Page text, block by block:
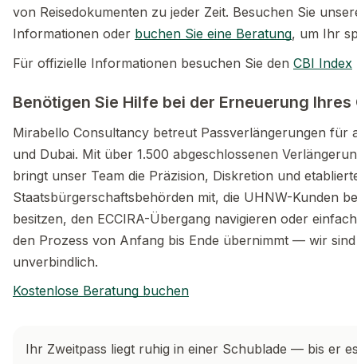
von Reisedokumenten zu jeder Zeit. Besuchen Sie
Informationen oder buchen Sie eine Beratung, um Ihr
Für offizielle Informationen besuchen Sie den CBI Index
Benötigen Sie Hilfe bei der Erneuerung Ihres
Mirabello Consultancy betreut Passverlängerungen
und Dubai. Mit über 1.500 abgeschlossenen
bringt unser Team die Präzision, Diskretion und
Staatsbürgerschaftsbehörden mit, die UHNW-Kunden
besitzen, den ECCIRA-Übergang navigieren oder
den Prozess von Anfang bis Ende übernimmt — wir
unverbindlich.
Kostenlose Beratung buchen
Ihr Zweitpass liegt ruhig in einer Schublade — bis er